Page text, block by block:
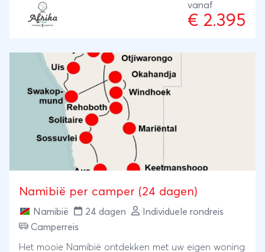
fotografen. En de Kalahari woestijn waar de
bosjesmannen leven. Wat minder bekend, maar
Aus en het plaatsje Lüderitz aan de Atlantische kust.
Tijdens deze autorondreis kunt u het allemaal zelf
gaan zien en beleven!
vanaf
€ 2.395
Namibië per camper (24 dagen)
Namibië 24 dagen
Individuele rondreis
Camperreis
Het mooie Namibië ontdekken met uw eigen woning